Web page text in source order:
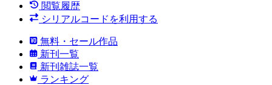
閲覧履歴
シリアルコードを利用する
無料・セール作品
新刊一覧
新刊雑誌一覧
ランキング